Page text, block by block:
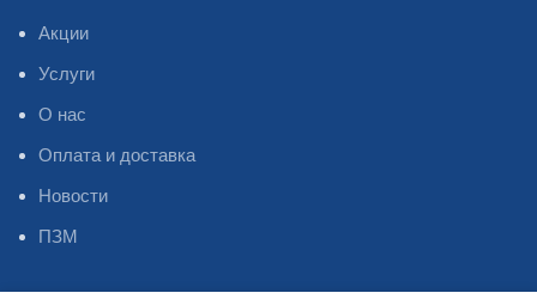
Акции
Услуги
О нас
Оплата и доставка
Новости
ПЗМ